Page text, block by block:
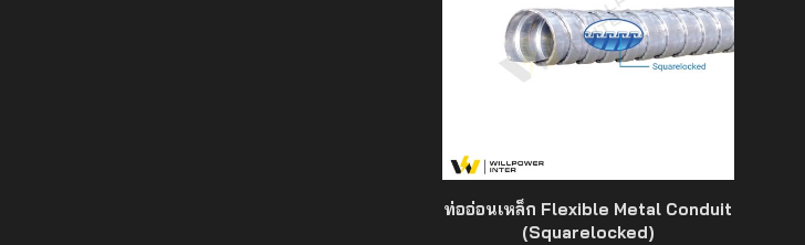
ท่ออ่อนเหล็ก Flexible Metal Conduit
(Squarelocked)